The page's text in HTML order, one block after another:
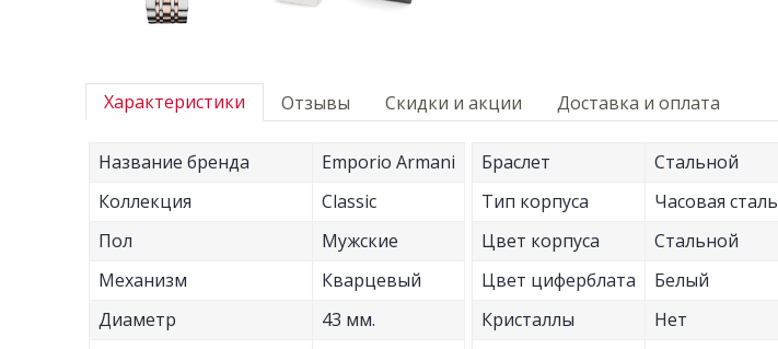
Характеристики
Название бренда
Emporio Armani
Коллекция
Classic
Пол
Мужские
Механизм
Кварцевый
Диаметр
43 мм.
Браслет
Стальной
Тип корпуса
Часовая сталь
Цвет корпуса
Стальной
Цвет циферблата
Белый
Кристаллы
Нет
Отзывы Скидки и акции Доставка и оплата